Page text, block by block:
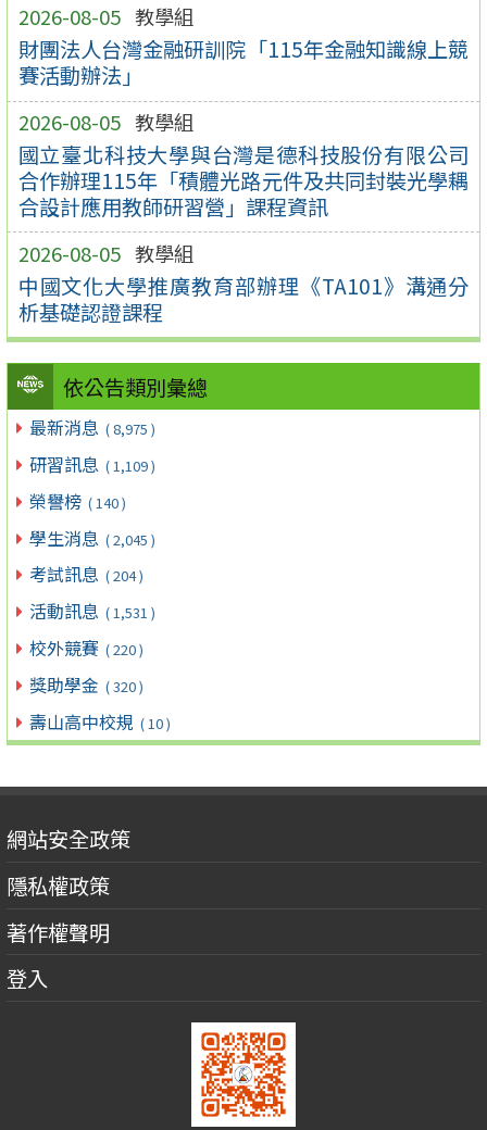
2026-08-05 教學組
財團法人台灣金融研訓院「115年金融知識線上競
賽活動辦法」
2026-08-05 教學組
國立臺北科技大學與台灣是德科技股份有限公司
合作辦理115年「積體光路元件及共同封裝光學耦
合設計應用教師研習營」課程資訊
2026-08-05 教學組
中國文化大學推廣教育部辦理《TA101》溝通分
析基礎認證課程
依公告類別彙總
最新消息 ( 8,975 )
研習訊息 ( 1,109 )
榮譽榜 ( 140 )
學生消息 ( 2,045 )
考試訊息 ( 204 )
活動訊息 ( 1,531 )
校外競賽 ( 220 )
獎助學金 ( 320 )
壽山高中校規 ( 10 )
網站安全政策
隱私權政策
著作權聲明
登入